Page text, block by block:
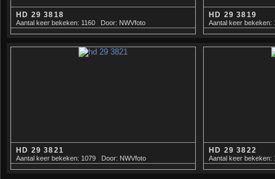
HD 29 3818
Aantal keer bekeken: 1160 Door: NWVfoto
HD 29 3819
Aantal keer bekeken:
HD 29 3821
Aantal keer bekeken: 1079 Door: NWVfoto
HD 29 3822
Aantal keer bekeken: